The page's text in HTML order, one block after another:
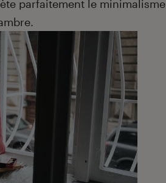
parfaitement le minimalisme